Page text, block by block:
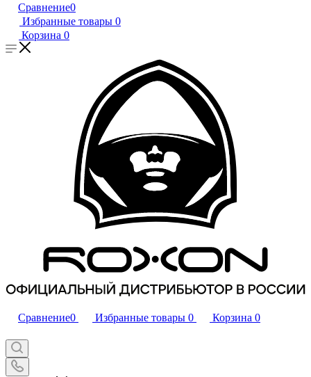
Сравнение0
Избранные товары 0
Корзина 0
Сравнение0 Избранные товары 0 Корзина 0